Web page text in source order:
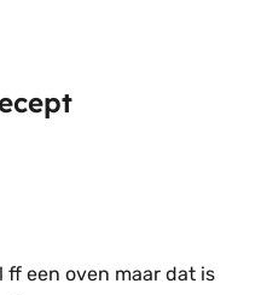
ff een oven maar dat is